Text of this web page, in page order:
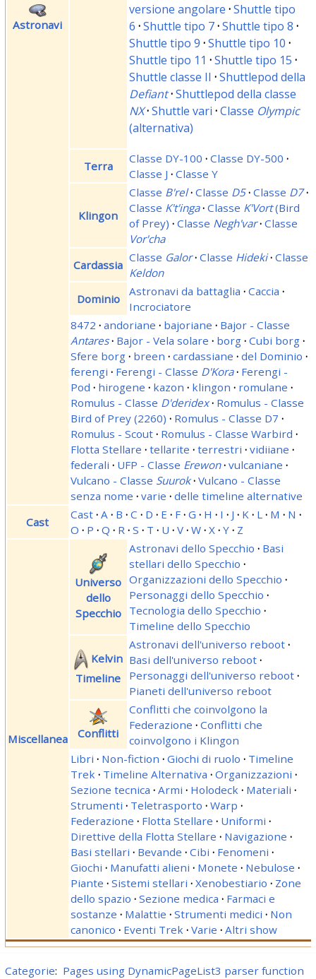
Astronavi
versione angolare ·Shuttle tipo
6 ·Shuttle tipo 7·Shuttle tipo 8 ·
Shuttle tipo 9 ·Shuttle tipo 10 ·
Shuttle tipo 11 ·Shuttle tipo 15 ·
Shuttle classe II ·Shuttlepod della
Defiant·Shuttlepod della classe
NX·Shuttle vari ·Classe Olympic
(alternativa)
Terra
Classe DY-100 · Classe DY-500 ·
Classe J · Classe Y
Klingon
Classe B'rel · Classe D5 · Classe D7 ·
Classe K't'inga · Classe K'Vort(Bird
of Prey) · Classe Negh'var · Classe
Vor'cha
Cardassia
Classe Galor · Classe Hideki · Classe
Keldon
Dominio
Astronavi da battaglia · Caccia ·
Incrociatore
8472 · andoriane · bajoriane · Bajor - Classe
Antares · Bajor - Vela solare · borg · Cubi borg ·
Sfere borg · breen · cardassiane · del Dominio ·
ferengi · Ferengi - Classe D'Kora · Ferengi -
Pod · hirogene · kazon · klingon · romulane ·
Romulus - Classe D'deridex · Romulus - Classe
Bird of Prey (2260) · Romulus - Classe D7 ·
Romulus - Scout · Romulus - Classe Warbird ·
Flotta Stellare · tellarite · terrestri · vidiiane ·
federali · UFP - Classe Erewon · vulcaniane ·
Vulcano - Classe Suurok · Vulcano - Classe
senza nome · varie · delle timeline alternative
Cast
Cast · A · B · C · D · E · F · G · H · I · J · K · L · M · N ·
O · P · Q · R · S · T · U · V · W · X · Y · Z
Miscellanea
Universo
dello
Specchio
Astronavi dello Specchio · Basi
stellari dello Specchio ·
Organizzazioni dello Specchio ·
Personaggi dello Specchio ·
Tecnologia dello Specchio ·
Timeline dello Specchio
Kelvin
Timeline
Astronavi dell'universo reboot ·
Basi dell'universo reboot ·
Personaggi dell'universo reboot ·
Pianeti dell'universo reboot
Conflitti
Conflitti che coinvolgono la
Federazione · Conflitti che
coinvolgono i Klingon
Libri · Non-fiction · Giochi di ruolo · Timeline
Trek · Timeline Alternativa · Organizzazioni ·
Sezione tecnica · Armi · Holodeck · Materiali ·
Strumenti · Teletrasporto · Warp ·
Federazione · Flotta Stellare · Uniformi ·
Direttive della Flotta Stellare · Navigazione ·
Basi stellari · Bevande · Cibi · Fenomeni ·
Giochi · Manufatti alieni · Monete · Nebulose ·
Piante · Sistemi stellari · Xenobestiario · Zone
dello spazio · Sezione medica · Farmaci e
sostanze · Malattie · Strumenti medici · Non
canonico · Eventi Trek · Varie · Altri show
Categorie: Pages using DynamicPageList3 parser function